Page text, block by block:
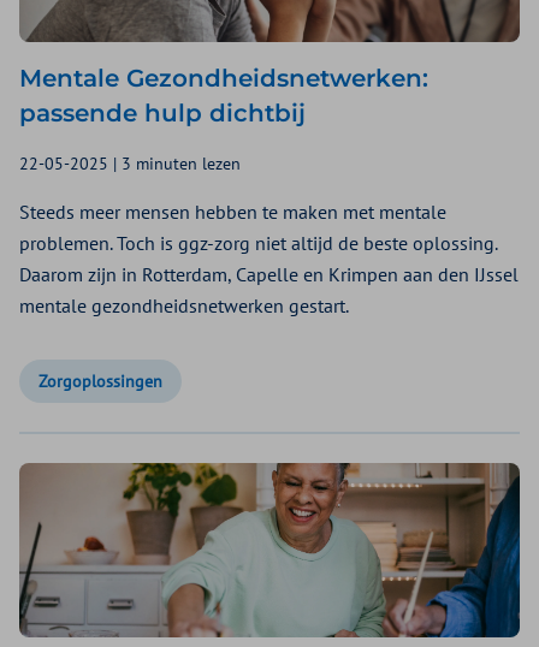
Mentale Gezondheidsnetwerken:
passende hulp dichtbij
22-05-2025 | 3 minuten lezen
Steeds meer mensen hebben te maken met mentale
problemen. Toch is ggz-zorg niet altijd de beste oplossing.
Daarom zijn in Rotterdam, Capelle en Krimpen aan den IJssel
mentale gezondheidsnetwerken gestart.
Zorgoplossingen